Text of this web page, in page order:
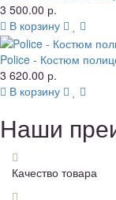
3 500.00 р.
В корзину
Police - Костюм
3 620.00 р.
В корзину
Наши
Качество товара